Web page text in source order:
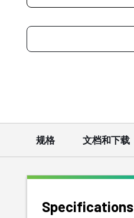
规格 文档和下载
Specifications